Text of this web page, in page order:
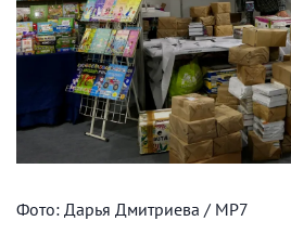
Фото: Дарья Дмитриева / МР7